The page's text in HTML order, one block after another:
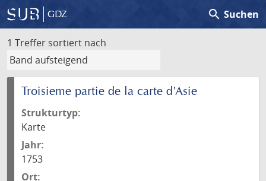
GDZ search Suchen
1 Treffer sortiert nach
Troisieme partie de la carte d'Asie
Strukturtyp:
Karte
Jahr:
1753
Ort: